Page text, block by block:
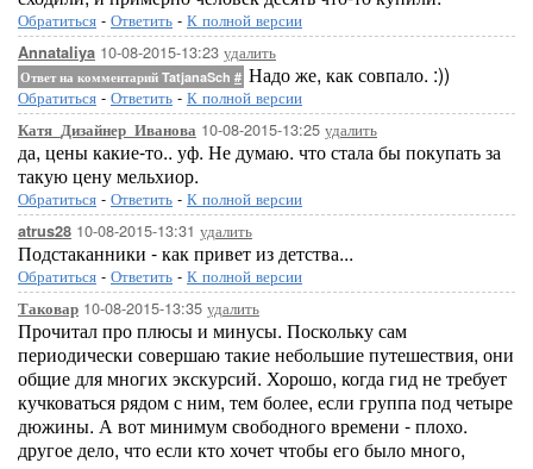
Обратиться - Ответить - К полной версии
Annataliya 10-08-2015-13:23 удалить
Ответ на комментарий TatjanaSch # Надо же, как совпало. :))
Обратиться - Ответить - К полной версии
Катя_Дизайнер_Иванова 10-08-2015-13:25 удалить
да, цены какие-то.. уф. Не думаю. что стала бы покупать за
такую цену мельхиор.
Обратиться - Ответить - К полной версии
atrus28 10-08-2015-13:31 удалить
Подстаканники - как привет из детства...
Обратиться - Ответить - К полной версии
Таковар 10-08-2015-13:35 удалить
Прочитал про плюсы и минусы. Поскольку сам
периодически совершаю такие небольшие путешествия, они
общие для многих экскурсий. Хорошо, когда гид не требует
кучковаться рядом с ним, тем более, если группа под четыре
дюжины. А вот минимум свободного времени - плохо.
другое дело, что если кто хочет чтобы его было много,